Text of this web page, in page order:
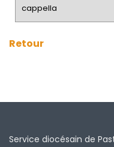
cappella
Retour
Service diocésain de